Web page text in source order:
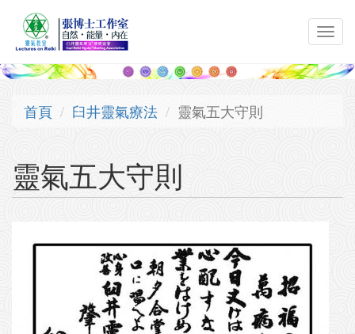
移至主內容
首頁 臼井靈氣療法 靈氣五大守則
靈氣五大守則